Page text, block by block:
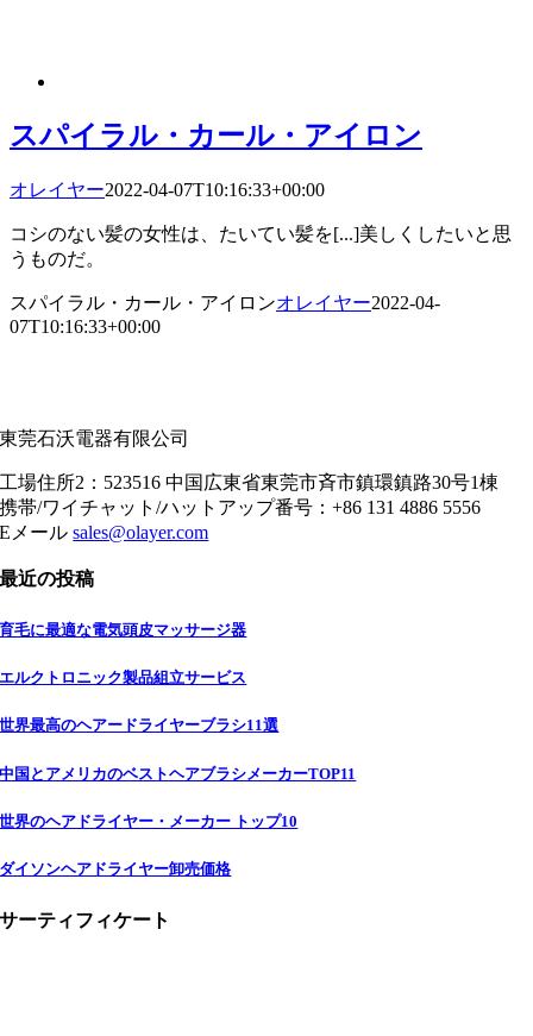
スパイラル・カール・アイロン
オレイヤー2022-04-07T10:16:33+00:00
コシのない髪の女性は、たいてい髪を[...]美しくしたいと思
うものだ。
スパイラル・カール・アイロンオレイヤー2022-04-
07T10:16:33+00:00
東莞石沃電器有限公司
工場住所2：523516 中国広東省東莞市斉市鎮環鎮路30号1棟
携帯/ワイチャット/ハットアップ番号：+86 131 4886 5556
Eメールsales@olayer.com
最近の投稿
育毛に最適な電気頭皮マッサージ器
エルクトロニック製品組立サービス
世界最高のヘアードライヤーブラシ11選
中国とアメリカのベストヘアブラシメーカーTOP11
世界のヘアドライヤー・メーカー トップ10
ダイソンヘアドライヤー卸売価格
サーティフィケート